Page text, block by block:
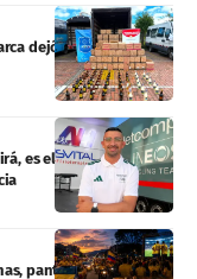
dejó más de 1.800
es el primer
pantallas y cábalas